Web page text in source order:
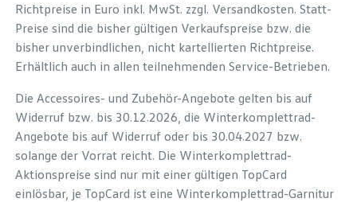
Richtpreise in Euro inkl. MwSt. zzgl. Versandkosten. Statt-
Preise sind die bisher gültigen Verkaufspreise bzw. die
bisher unverbindlichen, nicht kartellierten Richtpreise.
Erhältlich auch in allen teilnehmenden Service-Betrieben.
Die Accessoires- und Zubehör-Angebote gelten bis auf
Widerruf bzw. bis 30.12.2026, die Winterkomplettrad-
Angebote bis auf Widerruf oder bis 30.04.2027 bzw.
solange der Vorrat reicht. Die Winterkomplettrad-
Aktionspreise sind nur mit einer gültigen TopCard
einlösbar, je TopCard ist eine Winterkomplettrad-Garnitur